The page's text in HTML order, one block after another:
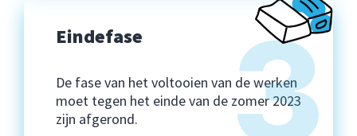
Eindefase
De fase van het voltooien van de werken
moet tegen het einde van de zomer 2023
zijn afgerond.
3